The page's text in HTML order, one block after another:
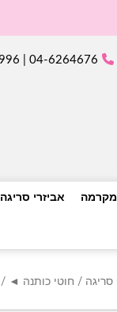
04-6264676 | 050-8824996
מקרמה אביזרי סריגה
סריגה / חוטי כותנה ◄ /